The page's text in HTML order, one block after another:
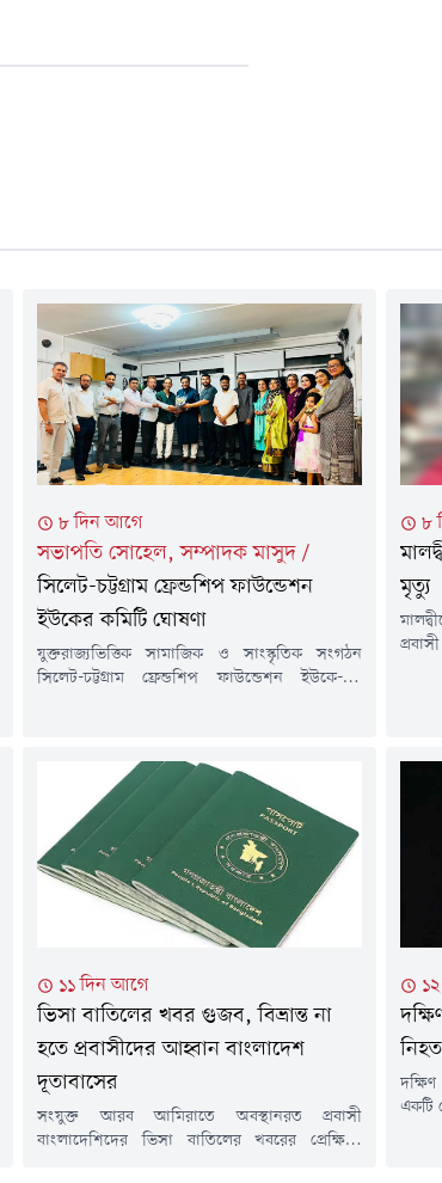
৮ দিন আগে
সভাপতি সোহেল, সম্পাদক মাসুদ /
সিলেট-চট্টগ্রাম ফ্রেন্ডশিপ ফাউন্ডেশন
ইউকের কমিটি ঘোষণা
যুক্তরাজ্যভিত্তিক সামাজিক ও সাংস্কৃতিক সংগঠন
সিলেট-চট্টগ্রাম ফ্রেন্ডশিপ ফাউন্ডেশন ইউকে-এর
রহমান।গেল ৩০ জুলাই (বৃহস্পতিবার) পূর্ব লন্ডনের
গ্রিনফিল্ড রোডে সংগঠনের অস্থায়ী কার্যালয়ে অনুষ্ঠিত
এক সভায় গঠনতন্ত্র অনুযায়ী উপস্থিত সদস্যদের
সর্বসম্মতিক্রমে নতুন কমিটি ঘোষণা...
৮
মৃত্যু
১১ দিন আগে
ভিসা বাতিলের খবর গুজব, বিভ্রান্ত না
হতে প্রবাসীদের আহ্বান বাংলাদেশ
দূতাবাসের
সংযুক্ত আরব আমিরাতে অবস্থানরত প্রবাসী
বাংলাদেশিদের ভিসা বাতিলের খবরের প্রেক্ষিতে
নিহত
একটি